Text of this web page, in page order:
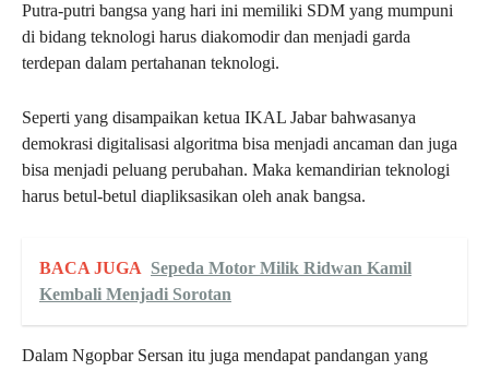
Putra-putri bangsa yang hari ini memiliki SDM yang mumpuni
di bidang teknologi harus diakomodir dan menjadi garda
terdepan dalam pertahanan teknologi.
Seperti yang disampaikan ketua IKAL Jabar bahwasanya
demokrasi digitalisasi algoritma bisa menjadi ancaman dan juga
bisa menjadi peluang perubahan. Maka kemandirian teknologi
harus betul-betul diapliksasikan oleh anak bangsa.
BACA JUGA Sepeda Motor Milik Ridwan Kamil
Kembali Menjadi Sorotan
Dalam Ngopbar Sersan itu juga mendapat pandangan yang